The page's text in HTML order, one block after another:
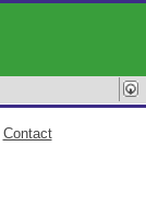
Contact